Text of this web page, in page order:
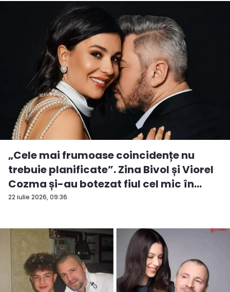
22 iulie 2026, 09:36
„Cele mai frumoase coincidențe nu
trebuie planificate”. Zina Bivol și Viorel
Cozma și-au botezat fiul cel mic în
ziua...